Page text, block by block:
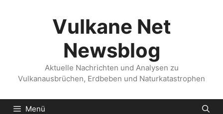
Vulkane Net
Newsblog
Aktuelle Nachrichten und Analysen zu
Vulkanausbrüchen, Erdbeben und Naturkatastrophen
Menü